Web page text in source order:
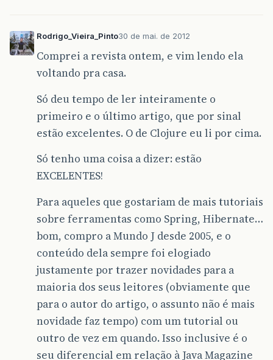
Rodrigo_Vieira_Pinto30 de mai. de 2012
Comprei a revista ontem, e vim lendo ela
voltando pra casa.
Só deu tempo de ler inteiramente o
primeiro e o último artigo, que por sinal
estão excelentes. O de Clojure eu li por cima.
Só tenho uma coisa a dizer: estão
EXCELENTES!
Para aqueles que gostariam de mais tutoriais
sobre ferramentas como Spring, Hibernate…
bom, compro a Mundo J desde 2005, e o
conteúdo dela sempre foi elogiado
justamente por trazer novidades para a
maioria dos seus leitores (obviamente que
para o autor do artigo, o assunto não é mais
novidade faz tempo) com um tutorial ou
outro de vez em quando. Isso inclusive é o
seu diferencial em relação à Java Magazine